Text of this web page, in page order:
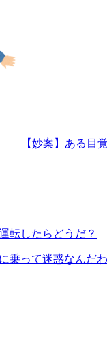
【妙案】ある目
転したらどうだ？
乗って迷惑なんだ